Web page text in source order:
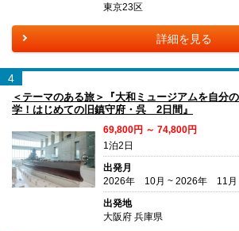
東京23区
詳細を見る
4
＜テーマのある旅＞『大和ミュージアムを自分
学！はじめての旧鎮守府・呉 2日間』
69,800円 ～ 74,800円
1泊2日
出発月
2026年 10月 ~ 2026年 11月
出発地
大阪府 兵庫県